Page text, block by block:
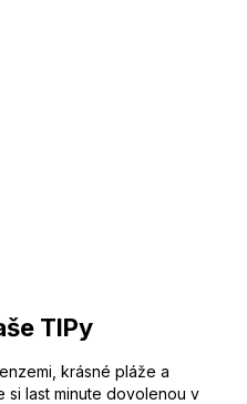
TIPy
krásné pláže a
si last minute dovolenou v